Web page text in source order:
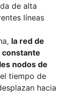
de alta
líneas
la red de
nodos de
tiempo de
hacia